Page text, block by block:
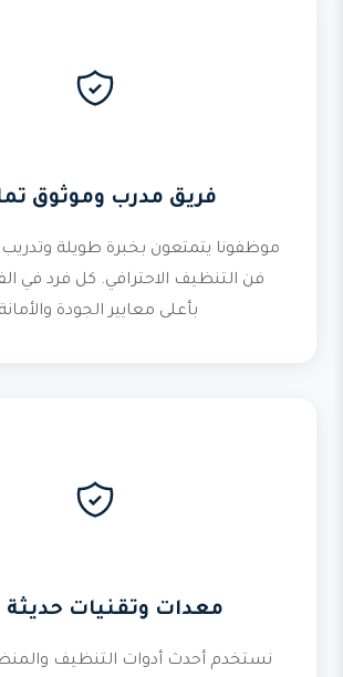
فريق مدرب وموثوق
موظفونا يتمتعون بخبرة طويلة
فن التنظيف الاحترافي. كل فرد في
بأعلى معايير الجودة
معدات وتقنيات حديثة
نستخدم أحدث أدوات التنظيف